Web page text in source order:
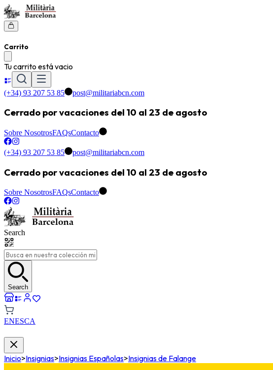
Carrito
Tu carrito está vacio
(+34) 93 207 53 85 post@militariabcn.com
Cerrado por vacaciones del 10 al 23 de agosto
Sobre NosotrosFAQsContacto
(+34) 93 207 53 85 post@militariabcn.com
Cerrado por vacaciones del 10 al 23 de agosto
Sobre NosotrosFAQsContacto
Search
Search
ENESCA
Inicio>Insignias>Insignias Españolas>Insignias de Falange